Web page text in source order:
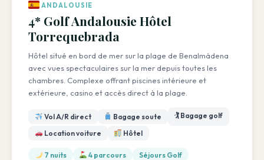
ANDALOUSIE
4* Golf Andalousie Hôtel
Torrequebrada
Hôtel situé en bord de mer sur la plage de Benalmádena
avec vues spectaculaires sur la mer depuis toutes les
chambres. Complexe offrant piscines intérieure et
extérieure, casino et accès direct à la plage.
Vol A/R direct Bagage soute
🏌️ Bagage golf
Location voiture
Hôtel
7 nuits 4 parcours Séjours Golf